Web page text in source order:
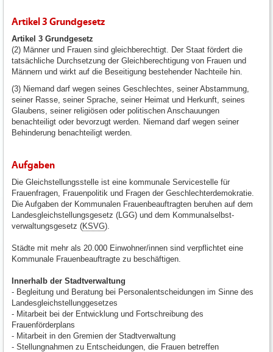
Artikel 3 Grundgesetz
Artikel 3 Grundgesetz
(2) Männer und Frauen sind gleichberechtigt. Der Staat fördert die
tatsächliche Durchsetzung der Gleichberechtigung von Frauen und
Männern und wirkt auf die Beseitigung bestehender Nachteile hin.
(3) Niemand darf wegen seines Geschlechtes, seiner Abstammung,
seiner Rasse, seiner Sprache, seiner Heimat und Herkunft, seines
Glaubens, seiner religiösen oder politischen Anschauungen
benachteiligt oder bevorzugt werden. Niemand darf wegen seiner
Behinderung benachteiligt werden.
Aufgaben
Die Gleichstellungsstelle ist eine kommunale Servicestelle für
Frauenfragen, Frauenpolitik und Fragen der Geschlechterdemokratie.
Die Aufgaben der Kommunalen Frauenbeauftragten beruhen auf dem
Landesgleichstellungsgesetz (LGG) und dem Kommunalselbst-
verwaltungsgesetz (KSVG).
Städte mit mehr als 20.000 Einwohner/innen sind verpflichtet eine
Kommunale Frauenbeauftragte zu beschäftigen.
Innerhalb der Stadtverwaltung
- Begleitung und Beratung bei Personalentscheidungen im Sinne des
Landesgleichstellunggesetzes
- Mitarbeit bei der Entwicklung und Fortschreibung des
Frauenförderplans
- Mitarbeit in den Gremien der Stadtverwaltung
- Stellungnahmen zu Entscheidungen, die Frauen betreffen